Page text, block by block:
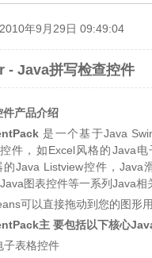
年9月29日 09:49:04
- Java拼写检查控件
产品介绍
是一个基于Java
件，如Excel风格的Java
Java Listview控件，Java
图表控件等一系列Java相
可以直接拖动到您的图形
主 要包括以下核心
子表格控件